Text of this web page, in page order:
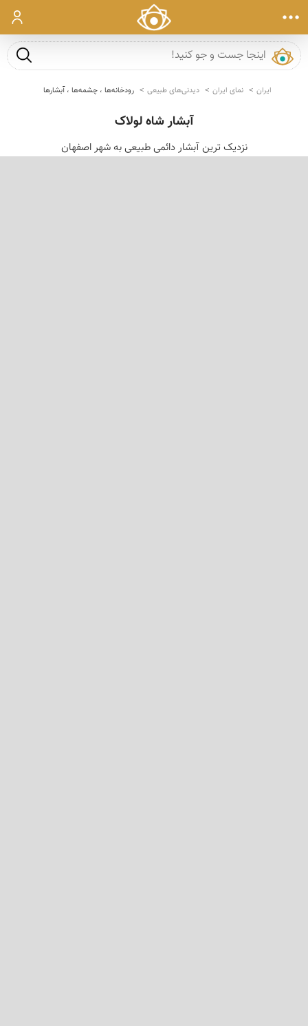
ورود
جست و
ایران نمای ایران دیدنی‌های طبیعی رودخانه‌ها ، چشمه‌ها ، آبشارها
آبشار شاه لولاک
نزدیک ترین آبشار دائمی طبیعی به شهر اصفهان